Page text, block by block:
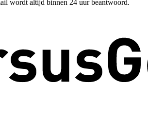
wordt altijd binnen 24 uur beantwoord.